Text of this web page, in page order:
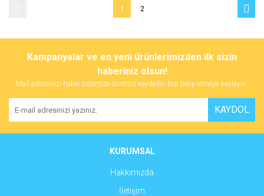
1 2
Kampanyalar ve en yeni ürünlerimizden ilk sizin
haberiniz olsun!
Mail adresinizi haber listemize ücretsiz kaydedin bizi takip etmeye başlayın.
KAYDOL
KURUMSAL
Hakkımızda
İletişim